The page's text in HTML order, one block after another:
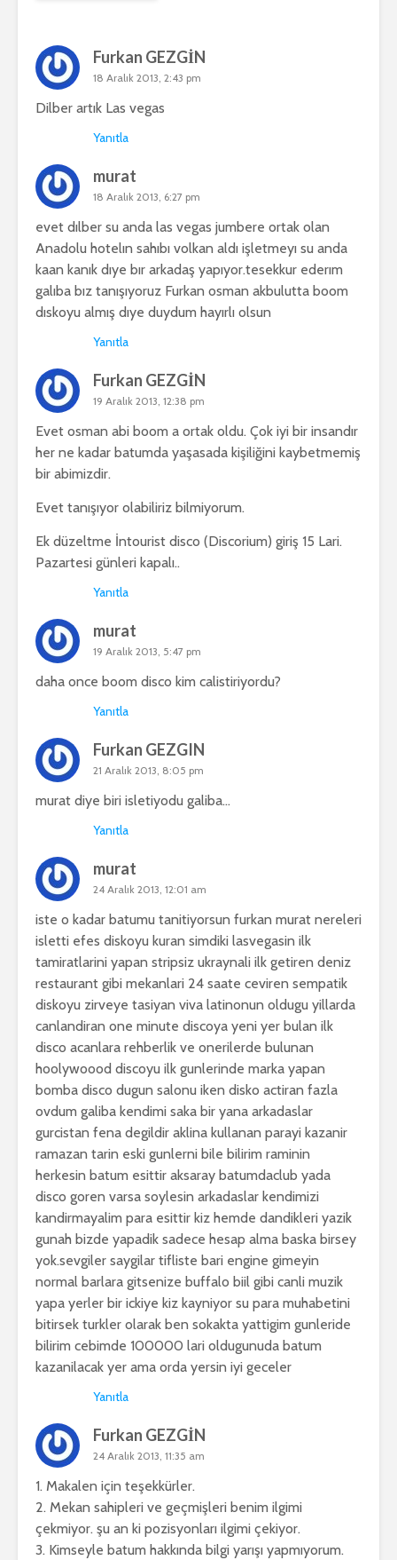
Furkan GEZGİN
18 Aralık 2013, 2:43 pm
Dilber artık Las vegas
Yanıtla
murat
18 Aralık 2013, 6:27 pm
evet dılber su anda las vegas jumbere ortak olan
Anadolu hotelın sahıbı volkan aldı işletmeyı su anda
kaan kanık dıye bır arkadaş yapıyor.tesekkur ederım
galıba bız tanışıyoruz Furkan osman akbulutta boom
dıskoyu almış dıye duydum hayırlı olsun
Yanıtla
Furkan GEZGİN
19 Aralık 2013, 12:38 pm
Evet osman abi boom a ortak oldu. Çok iyi bir insandır
her ne kadar batumda yaşasada kişiliğini kaybetmemiş
bir abimizdir.
Evet tanışıyor olabiliriz bilmiyorum.
Ek düzeltme İntourist disco (Discorium) giriş 15 Lari.
Pazartesi günleri kapalı..
Yanıtla
murat
19 Aralık 2013, 5:47 pm
daha once boom disco kim calistiriyordu?
Yanıtla
Furkan GEZGIN
21 Aralık 2013, 8:05 pm
murat diye biri isletiyodu galiba…
Yanıtla
murat
24 Aralık 2013, 12:01 am
iste o kadar batumu tanitiyorsun furkan murat nereleri
isletti efes diskoyu kuran simdiki lasvegasin ilk
tamiratlarini yapan stripsiz ukraynali ilk getiren deniz
restaurant gibi mekanlari 24 saate ceviren sempatik
diskoyu zirveye tasiyan viva latinonun oldugu yillarda
canlandiran one minute discoya yeni yer bulan ilk
disco acanlara rehberlik ve onerilerde bulunan
hoolywoood discoyu ilk gunlerinde marka yapan
bomba disco dugun salonu iken disko actiran fazla
ovdum galiba kendimi saka bir yana arkadaslar
gurcistan fena degildir aklina kullanan parayi kazanir
ramazan tarin eski gunlerni bile bilirim raminin
herkesin batum esittir aksaray batumdaclub yada
disco goren varsa soylesin arkadaslar kendimizi
kandirmayalim para esittir kiz hemde dandikleri yazik
gunah bizde yapadik sadece hesap alma baska birsey
yok.sevgiler saygilar tifliste bari engine gimeyin
normal barlara gitsenize buffalo biil gibi canli muzik
yapa yerler bir ickiye kiz kayniyor su para muhabetini
bitirsek turkler olarak ben sokakta yattigim gunleride
bilirim cebimde 100000 lari oldugunuda batum
kazanilacak yer ama orda yersin iyi geceler
Yanıtla
Furkan GEZGİN
24 Aralık 2013, 11:35 am
1. Makalen için teşekkürler.
2. Mekan sahipleri ve geçmişleri benim ilgimi
çekmiyor. şu an ki pozisyonları ilgimi çekiyor.
3. Kimseyle batum hakkında bilgi yarışı yapmıyorum.